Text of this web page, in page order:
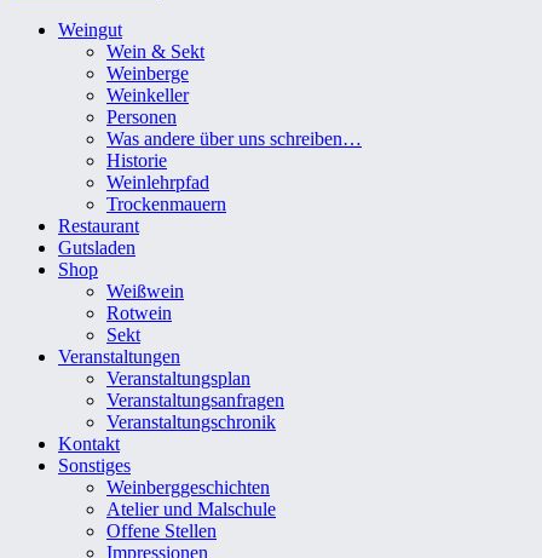
Weingut
Wein & Sekt
Weinberge
Weinkeller
Personen
Was andere über uns schreiben…
Historie
Weinlehrpfad
Trockenmauern
Restaurant
Gutsladen
Shop
Weißwein
Rotwein
Sekt
Veranstaltungen
Veranstaltungsplan
Veranstaltungsanfragen
Veranstaltungschronik
Kontakt
Sonstiges
Weinberggeschichten
Atelier und Malschule
Offene Stellen
Impressionen